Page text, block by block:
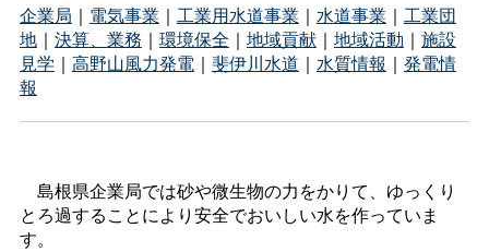
企業局 ｜ 電気事業 ｜ 工業用水道事業 ｜ 水道事業 ｜ 工業団
地｜ 決算、業務 ｜ 環境保全 ｜ 地域貢献｜ 地域活動 ｜ 施設
見学 ｜ 高野山風力発電 ｜ 斐伊川水道 ｜ 水質情報 ｜ 発電情
報
島根県企業局では砂や微生物の力をかりて、ゆっくり
とろ過することにより安全でおいしい水を作っていま
す。